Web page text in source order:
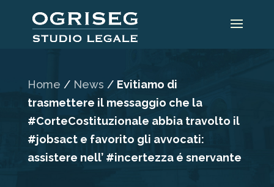
Home / News / Evitiamo di
trasmettere il messaggio che la
#CorteCostituzionale abbia travolto il
#jobsact e favorito gli avvocati:
assistere nell’ #incertezza é snervante